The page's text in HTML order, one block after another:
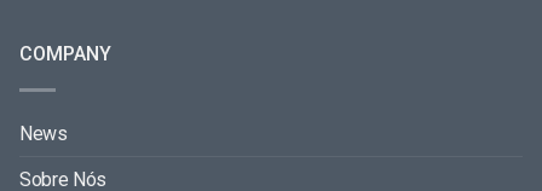
COMPANY
News
Sobre Nós